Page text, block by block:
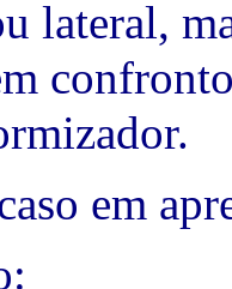
lateral,
em